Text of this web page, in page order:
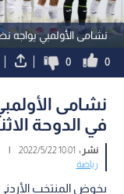
نشامى الأولمبي يواجه
0
0
نشامى
في الدوحة
نشر : 10:01 2022/5/22
|
رياضة
يخوض المنتخب الأردني